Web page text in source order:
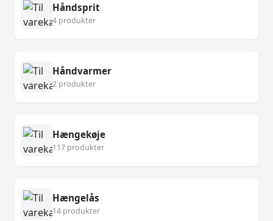
Håndsprit
4 produkter
Håndvarmer
2 produkter
Hængekøje
117 produkter
Hængelås
14 produkter